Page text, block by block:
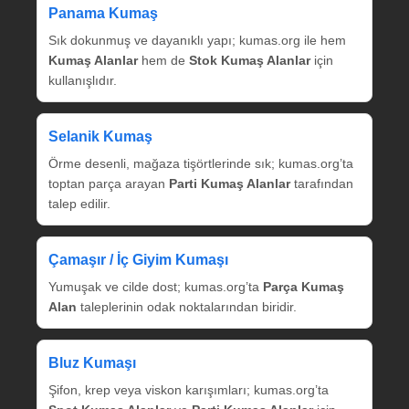
Panama Kumaş
Sık dokunmuş ve dayanıklı yapı; kumas.org ile hem
Kumaş Alanlarhem de Stok Kumaş Alanlariçin
kullanışlıdır.
Selanik Kumaş
Örme desenli, mağaza tişörtlerinde sık; kumas.org’ta
toptan parça arayan Parti Kumaş Alanlartarafından
talep edilir.
Çamaşır / İç Giyim Kumaşı
Yumuşak ve cilde dost; kumas.org’ta Parça Kumaş
Alan taleplerinin odak noktalarından biridir.
Bluz Kumaşı
Şifon, krep veya viskon karışımları; kumas.org’ta